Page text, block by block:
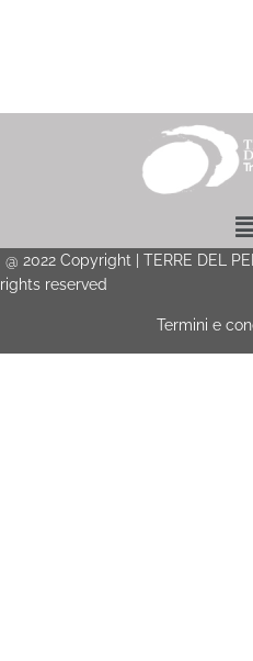
@ 2022 Copyright | TERRE DEL
rights reserved
Termini e